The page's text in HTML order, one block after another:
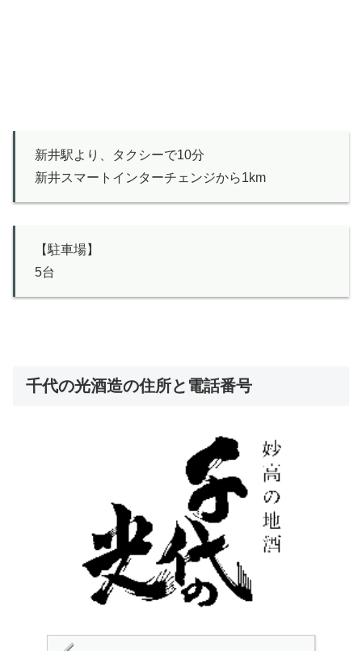
新井駅より、タクシーで10分
新井スマートインターチェンジから1km
【駐車場】
5台
千代の光酒造の住所と電話番号